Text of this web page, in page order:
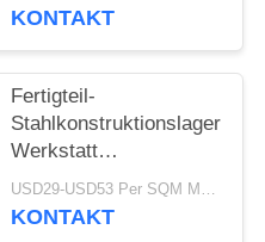
KONTAKT
Fertigteil-
Stahlkonstruktionslager
Werkstatt
Industriegebäude mit
großer Spannweite
USD29-USD53 Per SQM MOQ:500 Quadratmeter
KONTAKT